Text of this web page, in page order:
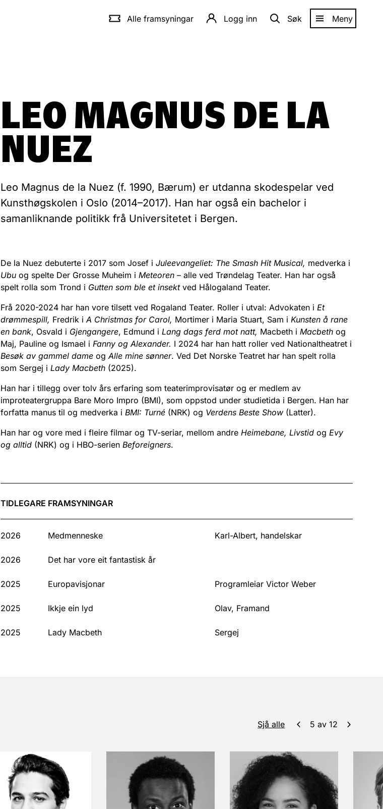
Alle framsyningar Logg inn Søk Meny
LEO MAGNUS DE LA
NUEZ
Leo Magnus de la Nuez (f. 1990, Bærum) er utdanna skodespelar ved
Kunsthøgskolen i Oslo (2014–2017). Han har også ein bachelor i
samanliknande politikk frå Universitetet i Bergen.
De la Nuez debuterte i 2017 som Josef iJuleevangeliet: The Smash Hit Musical, medverka i
Ubu og spelte Der Grosse Muheim iMeteoren – alle ved Trøndelag Teater. Han har også
spelt rolla som Trond i Gutten som ble et insektved Hålogaland Teater.
Frå 2020-2024 har han vore tilsett ved Rogaland Teater. Roller i utval: Advokaten iEt
drømmespill, Fredrik iA Christmas for Carol, Mortimer i Maria Stuart, Sam iKunsten å rane
en bank, Osvald i Gjengangere, Edmund iLang dags ferd mot natt, Macbeth iMacbeth og
Maj, Pauline og Ismael iFanny og Alexander. I 2024 har han hatt roller ved Nationaltheatret i
Besøk av gammel dameogAlle mine sønner. Ved Det Norske Teatret har han spelt rolla
som Sergej iLady Macbeth (2025).
Han har i tillegg over tolv års erfaring som teaterimprovisatør og er medlem av
improteatergruppa Bare Moro Impro (BMI), som oppstod under studietida i Bergen. Han har
forfatta manus til og medverka iBMI: Turné (NRK) og Verdens Beste Show (Latter).
Han har og vore med i fleire filmar og TV-seriar, mellom andreHeimebane, Livstid ogEvy
og alltid (NRK) og i HBO-serienBeforeigners.
TIDLEGARE FRAMSYNINGAR
2026 Med­menneske Karl-Albert, handelskar
2026 Det har vore eit fantastisk år
2025 Europa­visjonar Programleiar Victor Weber
2025 Ikkje ein lyd Olav, Framand
2025 Lady Macbeth Sergej
Sjå alle 5 av 12